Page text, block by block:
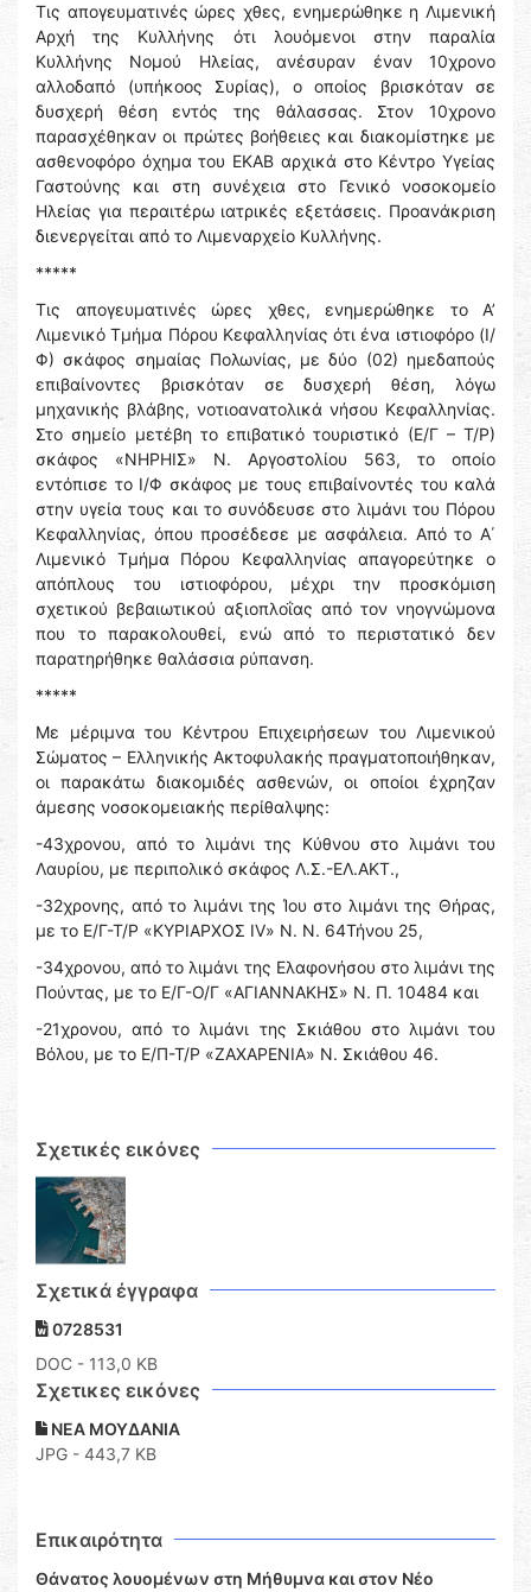
Τις απογευματινές ώρες χθες, ενημερώθηκε η Λιμενική
Αρχή της Κυλλήνης ότι λουόμενοι στην παραλία
Κυλλήνης Νομού Ηλείας, ανέσυραν έναν 10χρονο
αλλοδαπό (υπήκοος Συρίας), ο οποίος βρισκόταν σε
δυσχερή θέση εντός της θάλασσας. Στον 10χρονο
παρασχέθηκαν οι πρώτες βοήθειες και διακομίστηκε με
ασθενοφόρο όχημα του ΕΚΑΒ αρχικά στο Κέντρο Υγείας
Γαστούνης και στη συνέχεια στο Γενικό νοσοκομείο
Ηλείας για περαιτέρω ιατρικές εξετάσεις. Προανάκριση
διενεργείται από το Λιμεναρχείο Κυλλήνης.
*****
Τις απογευματινές ώρες χθες, ενημερώθηκε το Α’
Λιμενικό Τμήμα Πόρου Κεφαλληνίας ότι ένα ιστιοφόρο (Ι/
Φ) σκάφος σημαίας Πολωνίας, με δύο (02) ημεδαπούς
επιβαίνοντες βρισκόταν σε δυσχερή θέση, λόγω
μηχανικής βλάβης, νοτιοανατολικά νήσου Κεφαλληνίας.
Στο σημείο μετέβη το επιβατικό τουριστικό (Ε/Γ – Τ/Ρ)
σκάφος «ΝΗΡΗΙΣ» Ν. Αργοστολίου 563, το οποίο
εντόπισε το Ι/Φ σκάφος με τους επιβαίνοντές του καλά
στην υγεία τους και το συνόδευσε στο λιμάνι του Πόρου
Κεφαλληνίας, όπου προσέδεσε με ασφάλεια. Από το Α΄
Λιμενικό Τμήμα Πόρου Κεφαλληνίας απαγορεύτηκε ο
απόπλους του ιστιοφόρου, μέχρι την προσκόμιση
σχετικού βεβαιωτικού αξιοπλοΐας από τον νηογνώμονα
που το παρακολουθεί, ενώ από το περιστατικό δεν
παρατηρήθηκε θαλάσσια ρύπανση.
*****
Με μέριμνα του Κέντρου Επιχειρήσεων του Λιμενικού
Σώματος – Ελληνικής Ακτοφυλακής πραγματοποιήθηκαν,
οι παρακάτω διακομιδές ασθενών, οι οποίοι έχρηζαν
άμεσης νοσοκομειακής περίθαλψης:
-43χρονου, από το λιμάνι της Κύθνου στο λιμάνι του
Λαυρίου, με περιπολικό σκάφος Λ.Σ.-ΕΛ.ΑΚΤ.,
-32χρονης, από το λιμάνι της Ίου στο λιμάνι της Θήρας,
με το Ε/Γ-Τ/Ρ «ΚΥΡΙΑΡΧΟΣ IV» Ν. Ν. 64Τήνου 25,
-34χρονου, από το λιμάνι της Ελαφονήσου στο λιμάνι της
Πούντας, με το Ε/Γ-Ο/Γ «ΑΓΙΑΝΝΑΚΗΣ» Ν. Π. 10484 και
-21χρονου, από το λιμάνι της Σκιάθου στο λιμάνι του
Βόλου, με το Ε/Π-Τ/Ρ «ΖΑΧΑΡΕΝΙΑ» Ν. Σκιάθου 46.
Σχετικές εικόνες
Σχετικά έγγραφα
0728531
DOC - 113,0 KB
Σχετικες εικόνες
ΝΕΑ ΜΟΥΔΑΝΙΑ
JPG - 443,7 KB
Επικαιρότητα
Θάνατος λουομένων στη Μήθυμνα και στον Νέο